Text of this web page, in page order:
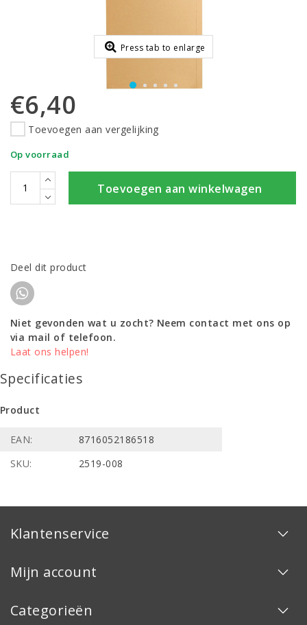
Press tab to enlarge
€6,40
Toevoegen aan vergelijking
Op voorraad
Toevoegen aan winkelwagen
Deel dit product
Niet gevonden wat u zocht? Neem contact met ons op
via mail of telefoon.
Laat ons helpen!
Specificaties
Product
EAN:
8716052186518
SKU:
2519-008
Klantenservice
Mijn account
Categorieën